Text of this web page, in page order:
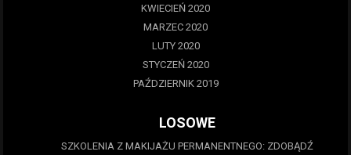
KWIECIEŃ 2020
MARZEC 2020
LUTY 2020
STYCZEŃ 2020
PAŹDZIERNIK 2019
LOSOWE
SZKOLENIA Z MAKIJAŻU PERMANENTNEGO: ZDOBĄDŹ